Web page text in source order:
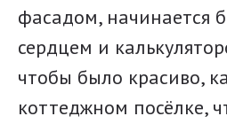
фасадом, начинается
сердцем и
чтобы было красиво,
коттеджном посёлке,